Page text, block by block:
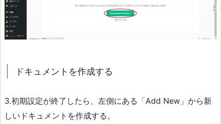
ドキュメントを作成する
3.初期設定が終了したら、左側にある「Add New」から新
しいドキュメントを作成する。